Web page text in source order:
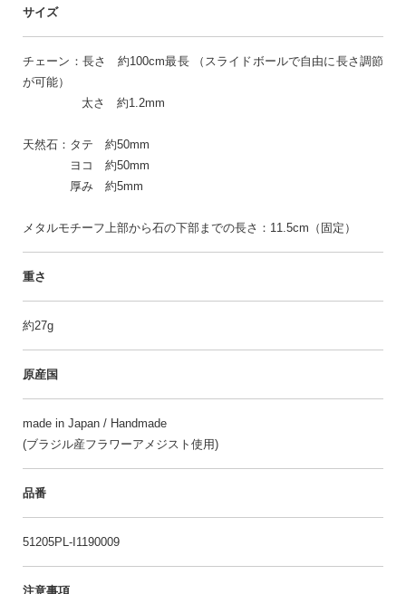
サイズ
チェーン：長さ 約100cm最長 （スライドボールで自由に長さ調節
が可能）
太さ 約1.2mm
天然石：タテ 約50mm
ヨコ 約50mm
厚み 約5mm
メタルモチーフ上部から石の下部までの長さ：11.5cm（固定）
重さ
約27g
原産国
made in Japan / Handmade
(ブラジル産フラワーアメジスト使用)
品番
51205PL-I1190009
注意事項